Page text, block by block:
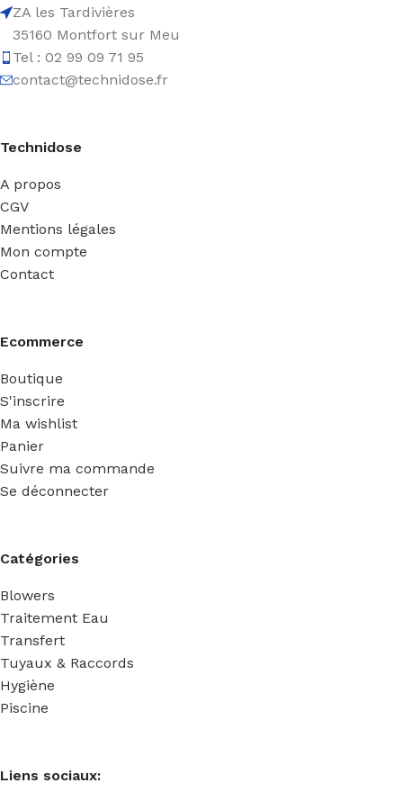
ZA les Tardivières
35160 Montfort sur Meu
Tel : 02 99 09 71 95
contact@technidose.fr
Technidose
A propos
CGV
Mentions légales
Mon compte
Contact
Ecommerce
Boutique
S'inscrire
Ma wishlist
Panier
Suivre ma commande
Se déconnecter
Catégories
Blowers
Traitement Eau
Transfert
Tuyaux & Raccords
Hygiène
Piscine
Liens sociaux: